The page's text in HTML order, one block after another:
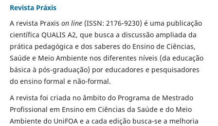
Revista Práxis
A revista Praxis on line(ISSN: 2176-9230) é uma publicação
científica QUALIS A2, que busca a discussão ampliada da
prática pedagógica e dos saberes do Ensino de Ciências,
Saúde e Meio Ambiente nos diferentes níveis (da educação
básica à pós-graduação) por educadores e pesquisadores
do ensino formal e não-formal.
A revista foi criada no âmbito do Programa de Mestrado
Profissional em Ensino em Ciências da Saúde e do Meio
Ambiente do UniFOA e a cada edição busca-se a melhoria